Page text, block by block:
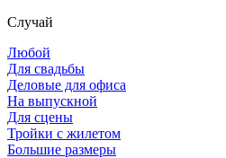
Случай
Любой
Для свадьбы
Деловые для офиса
На выпускной
Для сцены
Тройки с жилетом
Большие размеры